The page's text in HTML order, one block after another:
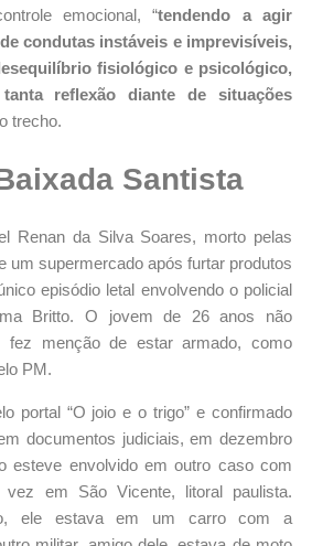
emocional, “tendendo a agir
condutas instáveis e imprevisíveis,
fisiológico e psicológico,
reflexão diante de situações
trecho.
Santista
Renan da Silva Soares, morto pelas
um supermercado após furtar produtos
episódio letal envolvendo o policial
Britto. O jovem de 26 anos não
fez menção de estar armado, como
PM.
portal “O joio e o trigo” e confirmado
documentos judiciais, em dezembro
esteve envolvido em outro caso com
vez em São Vicente, litoral paulista.
ele estava em um carro com a